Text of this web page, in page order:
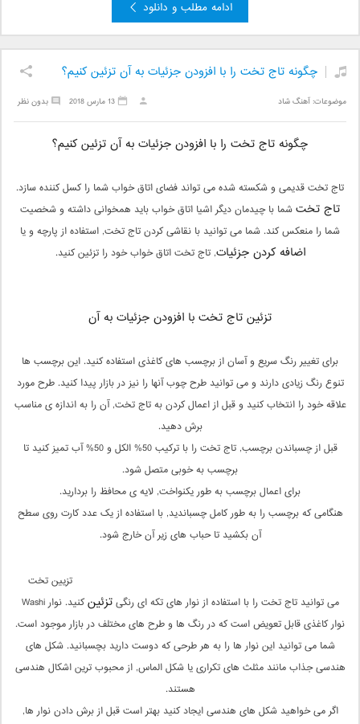
ادامه مطلب و دانلود
چگونه تاج تخت را با افزودن جزئیات به آن تزئین کنیم؟
موضوعات:آهنگ شاد بدون نظر 13 مارس 2018
چگونه تاج تخت را با افزودن جزئیات به آن تزئین کنیم؟
تاج تخت قدیمی و شکسته شده می تواند فضای اتاق خواب شما را کسل کننده سازد.
تاج تختشما با چیدمان دیگر اشیا اتاق خواب باید همخوانی داشته و شخصیت
شما را منعکس کند. شما می توانید با نقاشی کردن تاج تخت, استفاده از پارچه و یا
اضافه کردن جزئیات, تاج تخت اتاق خواب خود را تزئین کنید.
تزئین تاج تخت با افزودن جزئیات به آن
برای تغییر رنگ سریع و آسان از برچسب های کاغذی استفاده کنید. این برچسب ها
تنوع رنگ زیادی دارند و می توانید طرح چوب آنها را نیز در بازار پیدا کنید. طرح مورد
علاقه خود را انتخاب کنید و قبل از اعمال کردن به تاج تخت, آن را به اندازه ی مناسب
برش دهید.
قبل از چسباندن برچسب, تاج تخت را با ترکیب 50% الکل و 50% آب تمیز کنید تا
برچسب به خوبی متصل شود.
برای اعمال برچسب به طور یکنواخت, لایه ی محافظ را بردارید.
هنگامی که برچسب را به طور کامل چسباندید, با استفاده از یک عدد کارت روی سطح
آن بکشید تا حباب های زیر آن خارج شود.
تزیین تخت
می توانید تاج تخت را با استفاده از نوار های تکه ای رنگیتزئین
کنید. نوار Washi
نوار کاغذی قابل تعویض است که در رنگ ها و طرح های مختلف در بازار موجود است.
شما می توانید این نوار ها را به هر طرحی که دوست دارید بچسبانید. شکل های
هندسی جذاب مانند مثلث های تکراری یا شکل الماس, از محبوب ترین اشکال هندسی
هستند.
اگر می خواهید شکل های هندسی ایجاد کنید بهتر است قبل از برش دادن نوار ها,